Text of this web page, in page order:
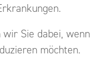
Sie dabei, wenn
möchten.